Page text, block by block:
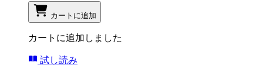
カートに追加
カートに追加しました
試し読み